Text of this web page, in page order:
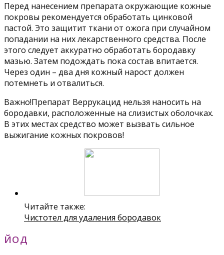
Перед нанесением препарата окружающие кожные
покровы рекомендуется обработать цинковой
пастой. Это защитит ткани от ожога при случайном
попадании на них лекарственного средства. После
этого следует аккуратно обработать бородавку
мазью. Затем подождать пока состав впитается.
Через один – два дня кожный нарост должен
потемнеть и отвалиться.
Важно!Препарат Веррукацид нельзя наносить на
бородавки, расположенные на слизистых оболочках.
В этих местах средство может вызвать сильное
выжигание кожных покровов!
Читайте также:
Чистотел для удаления бородавок
ЙОД